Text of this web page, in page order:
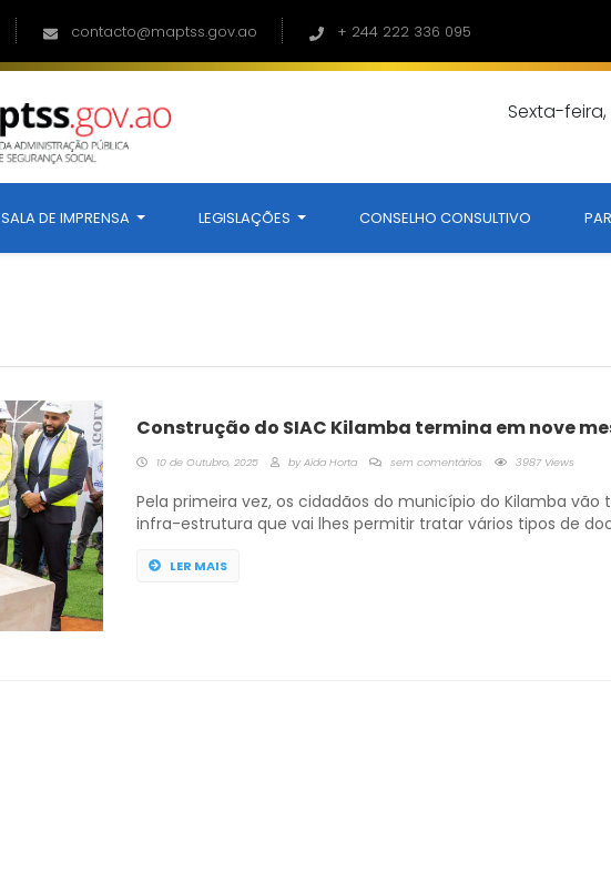
contacto@maptss.gov.ao + 244 222 336 095
Sexta-
SALA DE IMPRENSA LEGISLAÇÕES CONSELHO CONSULTIVO
Construção do SIAC Kilamba termina em nove
10 de Outubro, 2025 by Aida Horta sem comentários 3987 Views
Pela primeira vez, os cidadãos do município do Kilamba vão
infra-estrutura que vai lhes permitir tratar vários tipos de
feira, 8 em Luanda, com o lançamento da primeira pedra
LER MAIS